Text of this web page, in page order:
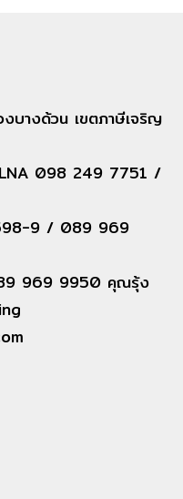
บางด้วน เขตภาษีเจริญ
098 249 7751 /
9 / 089 969
969 9950 คุณรุ้ง